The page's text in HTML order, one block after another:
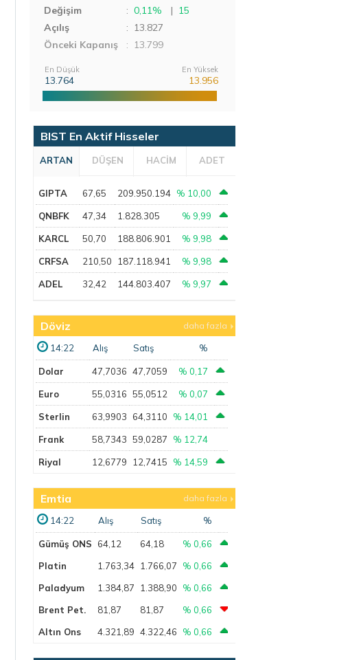
Değişim : 0,11% | 15
Açılış
: 13.827
Önceki Kapanış
: 13.799
En Düşük
13.764
En Yüksek
13.956
BIST En Aktif Hisseler
ARTAN DÜŞEN HACİM ADET
GIPTA 67,65 209.950.194 % 10,00
QNBFK 47,34 1.828.305 % 9,99
KARCL 50,70 188.806.901 % 9,98
CRFSA 210,50 187.118.941 % 9,98
ADEL 32,42 144.803.407 % 9,97
Döviz daha fazla
14:22 Alış Satış %
Dolar 47,7036 47,7059 % 0,17
Euro 55,0316 55,0512 % 0,07
Sterlin 63,9903 64,3110 % 14,01
Frank 58,7343 59,0287 % 12,74
Riyal 12,6779 12,7415 % 14,59
Emtia daha fazla
14:22 Alış Satış %
Gümüş ONS 64,12 64,18
% 0,66
Platin
1.763,34 1.766,07
% 0,66
Paladyum
1.384,87 1.388,90
% 0,66
Brent Pet.
81,87 81,87
% 0,66
Altın Ons
4.321,89 4.322,46 % 0,66